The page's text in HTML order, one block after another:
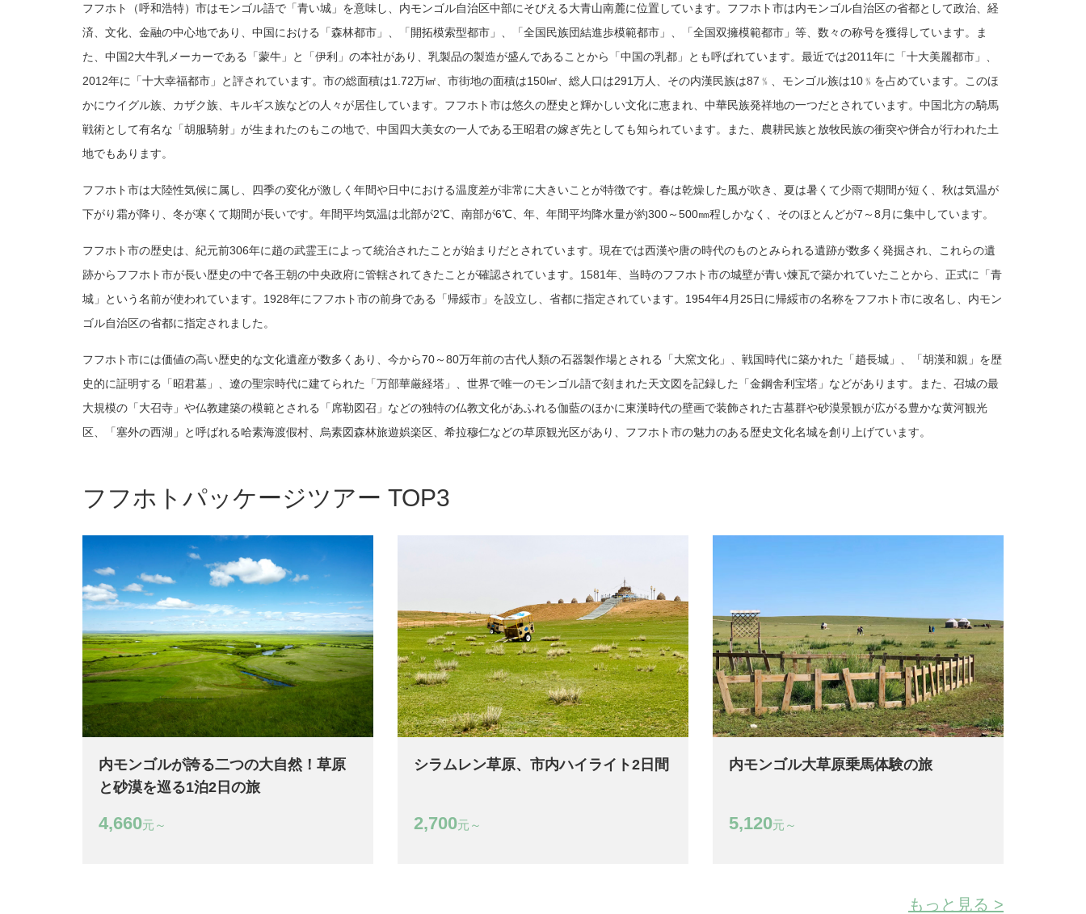
フフホト（呼和浩特）市はモンゴル語で「青い城」を意味し、内モンゴル自治区中部にそびえる大青山南麓に位置しています。フフホト市は内モンゴル自治区の省都として政治、経
済、文化、金融の中心地であり、中国における「森林都市」、「開拓模索型都市」、「全国民族団結進歩模範都市」、「全国双擁模範都市」等、数々の称号を獲得しています。ま
た、中国2大牛乳メーカーである「蒙牛」と「伊利」の本社があり、乳製品の製造が盛んであることから「中国の乳都」とも呼ばれています。最近では2011年に「十大美麗都市」、
2012年に「十大幸福都市」と評されています。市の総面積は1.72万㎢、市街地の面積は150㎢、総人口は291万人、その内漢民族は87﹪、モンゴル族は10﹪を占めています。このほ
かにウイグル族、カザク族、キルギス族などの人々が居住しています。フフホト市は悠久の歴史と輝かしい文化に恵まれ、中華民族発祥地の一つだとされています。中国北方の騎馬
戦術として有名な「胡服騎射」が生まれたのもこの地で、中国四大美女の一人である王昭君の嫁ぎ先としても知られています。また、農耕民族と放牧民族の衝突や併合が行われた土
地でもあります。
フフホト市は大陸性気候に属し、四季の変化が激しく年間や日中における温度差が非常に大きいことが特徴です。春は乾燥した風が吹き、夏は暑くて少雨で期間が短く、秋は気温が
下がり霜が降り、冬が寒くて期間が長いです。年間平均気温は北部が2℃、南部が6℃、年、年間平均降水量が約300～500㎜程しかなく、そのほとんどが7～8月に集中しています。
フフホト市の歴史は、紀元前306年に趙の武霊王によって統治されたことが始まりだとされています。現在では西漢や唐の時代のものとみられる遺跡が数多く発掘され、これらの遺
跡からフフホト市が長い歴史の中で各王朝の中央政府に管轄されてきたことが確認されています。1581年、当時のフフホト市の城壁が青い煉瓦で築かれていたことから、正式に「青
城」という名前が使われています。1928年にフフホト市の前身である「帰綏市」を設立し、省都に指定されています。1954年4月25日に帰綏市の名称をフフホト市に改名し、内モン
ゴル自治区の省都に指定されました。
フフホト市には価値の高い歴史的な文化遺産が数多くあり、今から70～80万年前の古代人類の石器製作場とされる「大窯文化」、戦国時代に築かれた「趙長城」、「胡漢和親」を歴
史的に証明する「昭君墓」、遼の聖宗時代に建てられた「万部華厳経塔」、世界で唯一のモンゴル語で刻まれた天文図を記録した「金鋼舎利宝塔」などがあります。また、召城の最
大規模の「大召寺」や仏教建築の模範とされる「席勒図召」などの独特の仏教文化があふれる伽藍のほかに東漢時代の壁画で装飾された古墓群や砂漠景観が広がる豊かな黄河観光
区、「塞外の西湖」と呼ばれる哈素海渡假村、烏素図森林旅遊娯楽区、希拉穆仁などの草原観光区があり、フフホト市の魅力のある歴史文化名城を創り上げています。
フフホトパッケージツアー TOP3
内モンゴルが誇る二つの大自然！草原
と砂漠を巡る1泊2日の旅
4,660元～
シラムレン草原、市内ハイライト2日間
2,700元～
内モンゴル大草原乗馬体験の旅
5,120元～
もっと見る >